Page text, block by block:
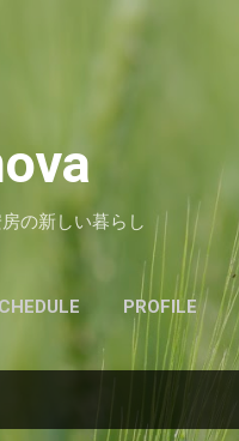
の新しい暮らし
PROFILE